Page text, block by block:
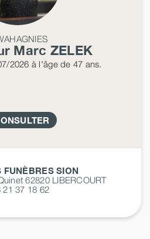
Marc ZELEK
2026 à l'âge de 47 ans.
FUNÈBRES SION
62820 LIBERCOURT
21 37 18 62